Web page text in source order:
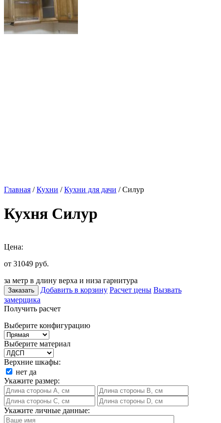
Главная /Кухни /Кухни для дачи / Силур
Кухня Силур
Цена:
от 31049 руб.
за метр в длину верха и низа гарнитура
Заказать Добавить в корзину Расчет цены Вызвать
замерщика
Получить расчет
Выберите конфигурацию
Выберите материал
Верхние шкафы:
нет да
Укажите размер:
Укажите личные данные: